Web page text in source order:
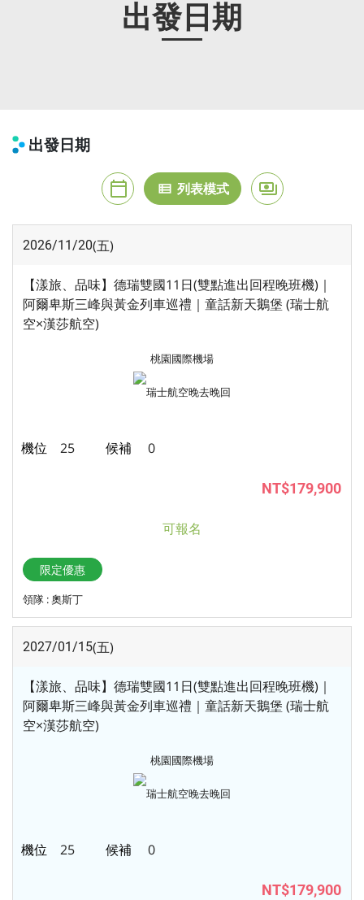
出發日期
出發日期
calendar_today
月曆模式
view_list
列表模式 payments
價格模式
2026/11/20(五)
【漾旅、品味】德瑞雙國11日(雙點進出回程晚班機)｜
阿爾卑斯三峰與黃金列車巡禮｜童話新天鵝堡 (瑞士航
空×漢莎航空)
桃園國際機場
瑞士航空晚去晚回
25 0
NT$179,900
可報名
限定優惠
領隊 : 奧斯丁
2027/01/15(五)
【漾旅、品味】德瑞雙國11日(雙點進出回程晚班機)｜
阿爾卑斯三峰與黃金列車巡禮｜童話新天鵝堡 (瑞士航
空×漢莎航空)
桃園國際機場
瑞士航空晚去晚回
25 0
NT$179,900